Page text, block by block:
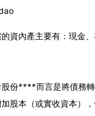
資內產主要有：現金
份****而言是將債務
股本（或實收資本），